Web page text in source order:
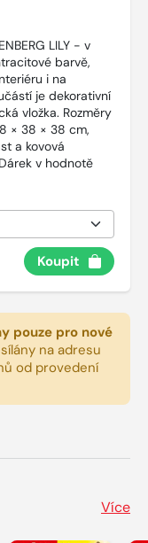
LILY - v
barvě,
i na
je dekorativní
vložka. Rozměry
× 38 × 38 cm,
a kovová
v hodnotě
Koupit
pouze pro nové
na adresu
od provedení
Více